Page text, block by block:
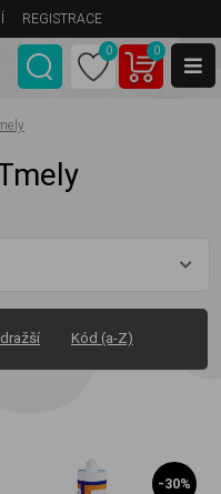
REGISTRACE
0 0
Kód (a-Z)
-30%